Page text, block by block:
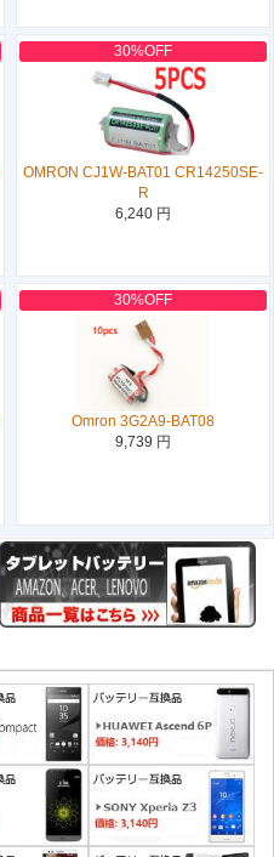
30%OFF
OMRON CJ1W-BAT01 CR14250SE-
R
6,240 円
30%OFF
Omron 3G2A9-BAT08
9,739 円